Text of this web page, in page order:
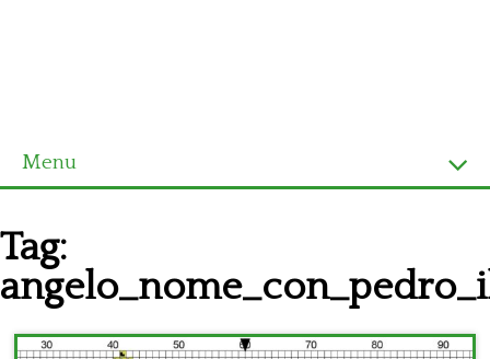
Menu
Ultimi schemi
Alfabeto
Bambini
Tag: